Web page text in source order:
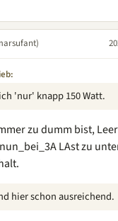
'nur' knapp 150 Watt.
zu dumm bist,
LAst zu
hier schon ausreichend.